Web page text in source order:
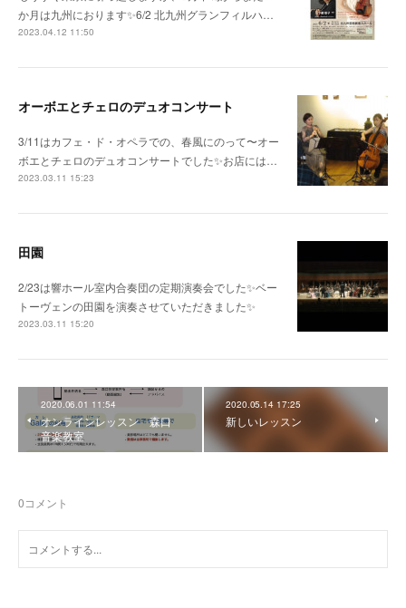
か月は九州におります✨6/2 北九州グランフィルハ…
2023.04.12 11:50
オーボエとチェロのデュオコンサート
3/11はカフェ・ド・オペラでの、春風にのって〜オー
ボエとチェロのデュオコンサートでした✨お店には…
2023.03.11 15:23
田園
2/23は響ホール室内合奏団の定期演奏会でした✨ベー
トーヴェンの田園を演奏させていただきました✨
2023.03.11 15:20
2020.06.01 11:54
オンラインレッスン 森口
音楽教室
2020.05.14 17:25
新しいレッスン
0コメント